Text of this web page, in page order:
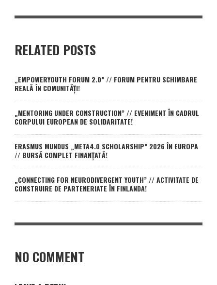
RELATED POSTS
„EMPOWERYOUTH FORUM 2.0” // FORUM PENTRU SCHIMBARE
REALĂ ÎN COMUNITĂȚI!
„MENTORING UNDER CONSTRUCTION” // EVENIMENT ÎN CADRUL
CORPULUI EUROPEAN DE SOLIDARITATE!
ERASMUS MUNDUS „META4.0 SCHOLARSHIP” 2026 ÎN EUROPA
// BURSĂ COMPLET FINANȚATĂ!
„CONNECTING FOR NEURODIVERGENT YOUTH” // ACTIVITATE DE
CONSTRUIRE DE PARTENERIATE ÎN FINLANDA!
NO COMMENT